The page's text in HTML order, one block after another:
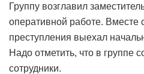
Группу возглавил
оперативной работе. Вместе
преступления выехал
Надо отметить, что в группе
сотрудники.